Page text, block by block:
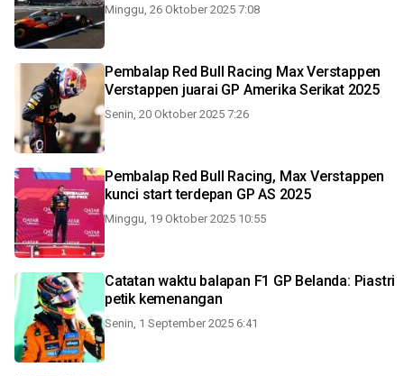
Minggu, 26 Oktober 2025 7:08
Pembalap Red Bull Racing Max Verstappen
Verstappen juarai GP Amerika Serikat 2025
Senin, 20 Oktober 2025 7:26
Pembalap Red Bull Racing, Max Verstappen
kunci start terdepan GP AS 2025
Minggu, 19 Oktober 2025 10:55
Catatan waktu balapan F1 GP Belanda: Piastri
petik kemenangan
Senin, 1 September 2025 6:41